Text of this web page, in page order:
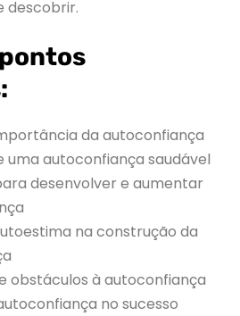
descobrir.
da autoconfiança
uma autoconfiança saudável
desenvolver e aumentar
na construção da
obstáculos à autoconfiança
no sucesso